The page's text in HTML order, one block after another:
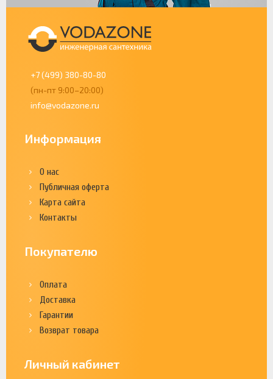
+7 (499) 380-80-80
(пн-пт 9:00–20:00)
info@vodazone.ru
Информация
О нас
Публичная оферта
Карта сайта
Контакты
Покупателю
Оплата
Доставка
Гарантии
Возврат товара
Личный кабинет